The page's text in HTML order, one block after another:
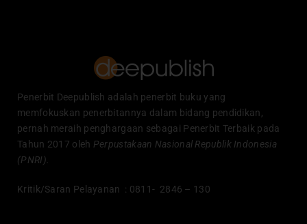
Penerbit Deepublish adalah penerbit buku yang
memfokuskan penerbitannya dalam bidang pendidikan,
pernah meraih penghargaan sebagai Penerbit Terbaik pada
Tahun 2017 oleh Perpustakaan Nasional Republik Indonesia
(PNRI).
Kritik/Saran Pelayanan : 0811- 2846 – 130